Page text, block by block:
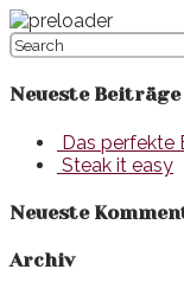
Neueste Beiträge
Das perfekte
Steak it easy
Neueste
Archiv